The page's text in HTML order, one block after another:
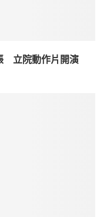
立院動作片開演